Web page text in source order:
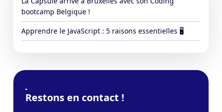
bootcamp Belgique !
Apprendre le JavaScript : 5 raisons essentielles 🖥
Restons en contact !